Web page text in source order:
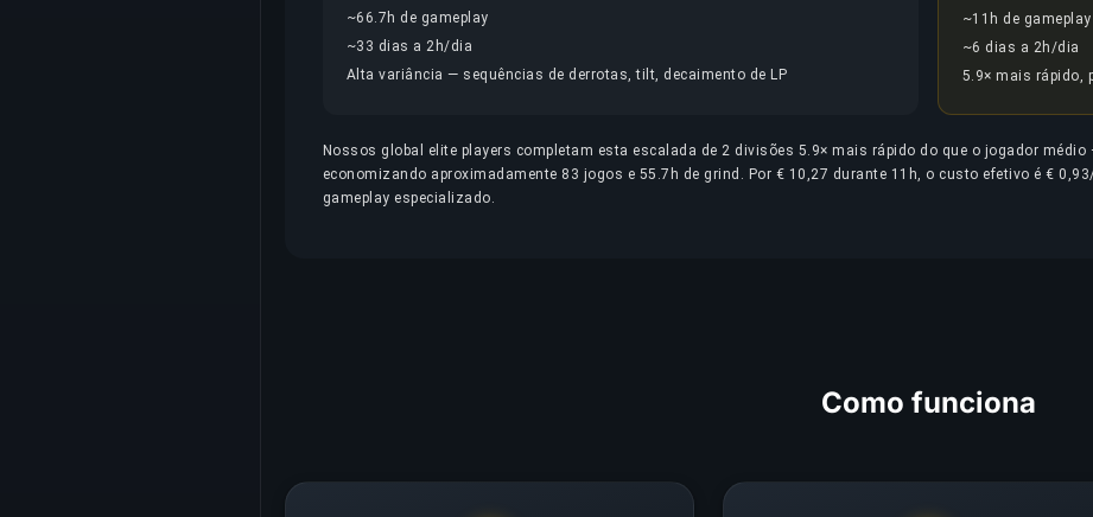
~66.7h de gameplay
~33 dias a 2h/dia
Alta variância — sequências de derrotas, tilt, decaimento de LP
~11h de gameplay
~6 dias a 2h/dia
5.9× mais rápido,
Nossos global elite players completam esta escalada de 2 divisões 5.9× mais rápido do que o jogador médio
economizando aproximadamente 83 jogos e 55.7h de grind. Por € 10,27 durante 11h, o custo efetivo é €
gameplay especializado.
Como funciona